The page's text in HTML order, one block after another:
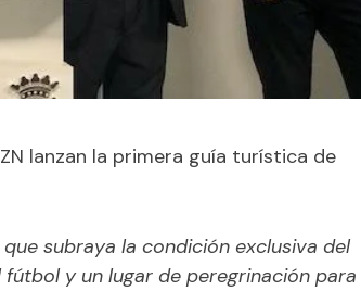
lanzan la primera guía turística de
subraya la condición exclusiva del
y un lugar de peregrinación para